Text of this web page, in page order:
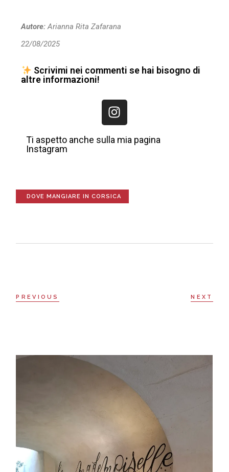
Autore:Arianna Rita Zafarana
22/08/2025
Scrivimi nei commenti se hai bisogno di
altre informazioni!
Ti aspetto anche sulla mia pagina
Instagram
DOVE MANGIARE IN CORSICA
PREVIOUS NEXT